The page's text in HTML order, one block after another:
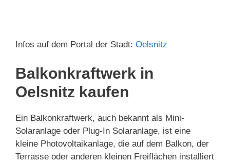
Infos auf dem Portal der Stadt: Oelsnitz
Balkonkraftwerk in
Oelsnitz kaufen
Ein Balkonkraftwerk, auch bekannt als Mini-
Solaranlage oder Plug-In Solaranlage, ist eine
kleine Photovoltaikanlage, die auf dem Balkon, der
Terrasse oder anderen kleinen Freiflächen installiert